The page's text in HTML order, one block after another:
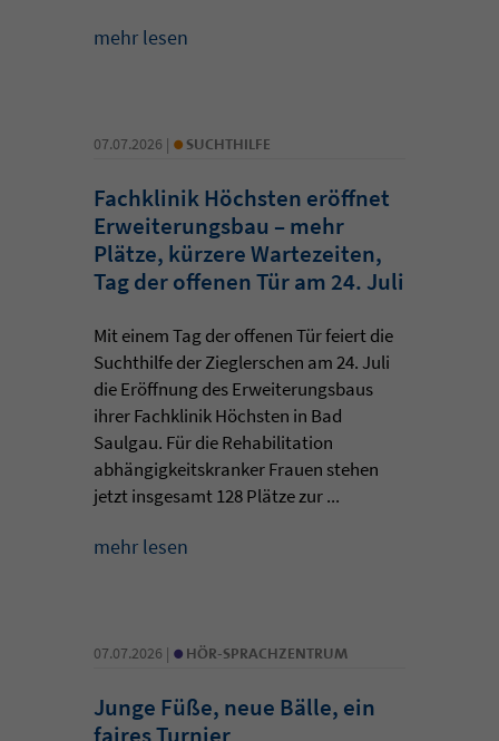
mehr lesen
07.07.2026 | • SUCHTHILFE
Fachklinik Höchsten eröffnet
Erweiterungsbau – mehr
Plätze, kürzere Wartezeiten,
Tag der offenen Tür am 24. Juli
Mit einem Tag der offenen Tür feiert die
Suchthilfe der Zieglerschen am 24. Juli
die Eröffnung des Erweiterungsbaus
ihrer Fachklinik Höchsten in Bad
Saulgau. Für die Rehabilitation
abhängigkeitskranker Frauen stehen
jetzt insgesamt 128 Plätze zur ...
mehr lesen
07.07.2026 | • HÖR-SPRACHZENTRUM
Junge Füße, neue Bälle, ein
faires Turnier